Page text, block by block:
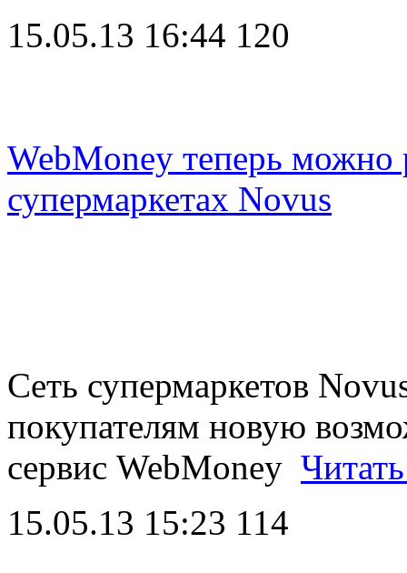
15.05.13 16:44 120
WebMoney теперь можно
супермаркетах Novus
Сеть супермаркетов
покупателям новую
сервис WebMoney
15.05.13 15:23 114